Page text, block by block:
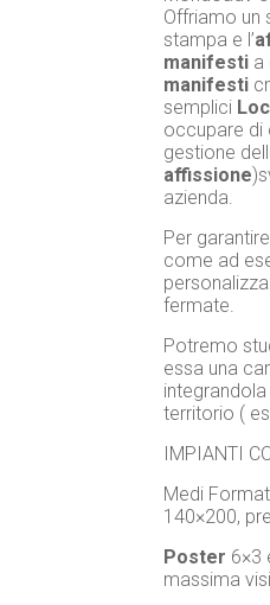
Offriamo un
stampa e l’
manifesti a
manifesti
semplici
occupare di
gestione
affissione
azienda.
Per
come ad
fermate.
Potremo
essa una
territorio (
IMPIANTI
Medi
140×200,
Poster 6×3
massima